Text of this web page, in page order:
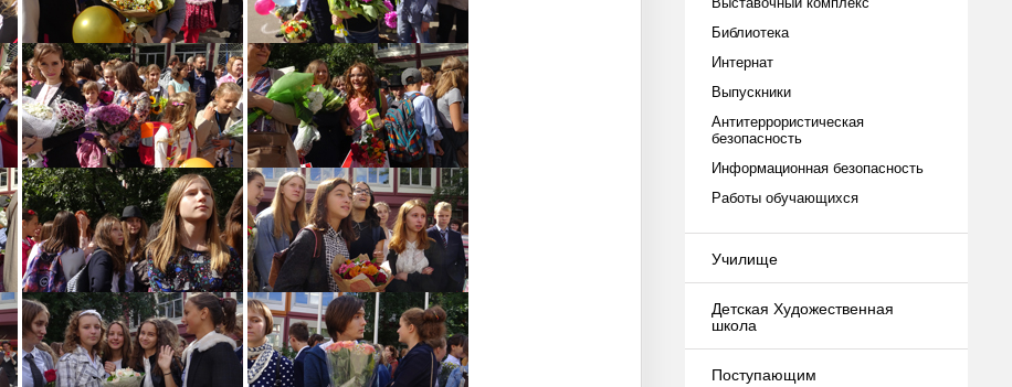
Библиотека
Интернат
Выпускники
Антитеррористическая
безопасность
Информационная безопасность
Работы обучающихся
Училище
Детская Художественная
школа
Поступающим